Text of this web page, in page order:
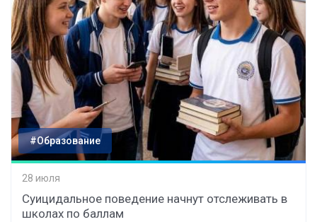
#Образование
28 июля
Суицидальное поведение начнут отслеживать в
школах по баллам